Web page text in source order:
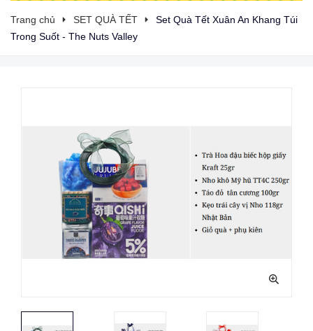
Trang chủ SET QUÀ TẾT
Set Quà Tết Xuân An Khang Túi
Trong Suốt - The Nuts Valley